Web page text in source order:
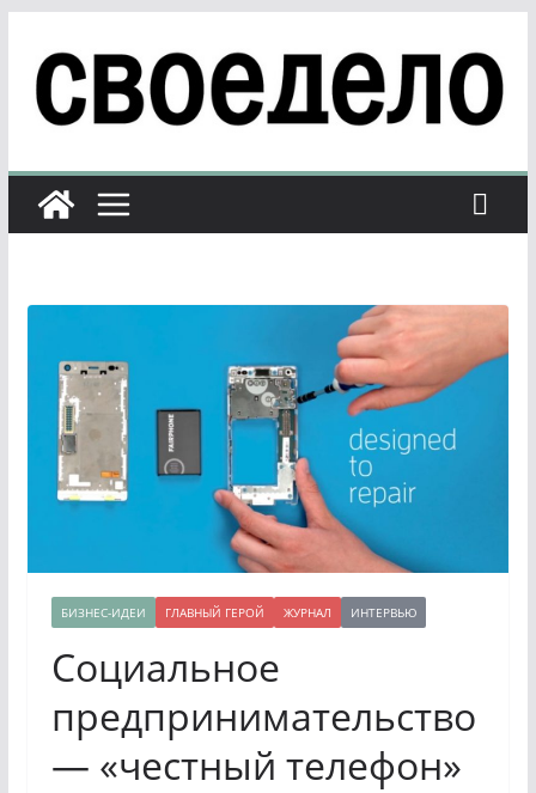
содержимому
БИЗНЕС-ИДЕИ ГЛАВНЫЙ ГЕРОЙ ЖУРНАЛ ИНТЕРВЬЮ
Социальное
предпринимательство
— «честный телефон»